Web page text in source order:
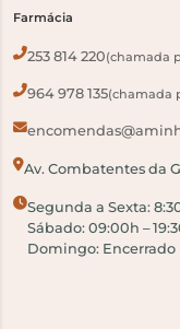
Farmácia
253 814 220(chamada
964 978 135(chamada
Av. Combatentes da
Segunda a Sexta:
Sábado: 09:00h –
Domingo: Encerrado